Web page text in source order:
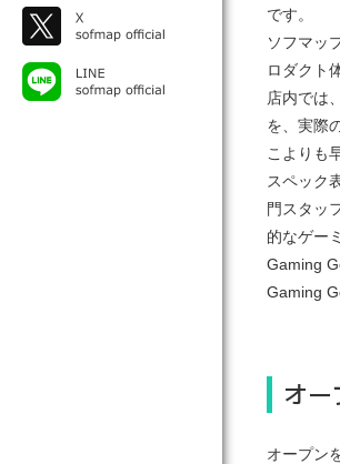
です。
ソフマッ
ロダクト
店内では
を、実際
こよりも
スペック
門スタッ
的なゲー
Gaming
Gaming
オ
オープン